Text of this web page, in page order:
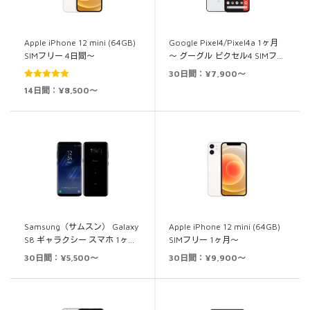
Apple iPhone 12 mini (64GB)
SIMフリー 4日間～
5段階中5.00
14日間：¥8,500～
Google Pixel4/Pixel4a 1ヶ月
～ グーグル ピクセル4 SIMフ…
30日間：¥7,900～
Samsung（サムスン） Galaxy
S8 ギャラクシー スマホ 1ヶ…
30日間：¥5,500～
Apple iPhone 12 mini (64GB)
SIMフリー 1ヶ月～
30日間：¥9,900～